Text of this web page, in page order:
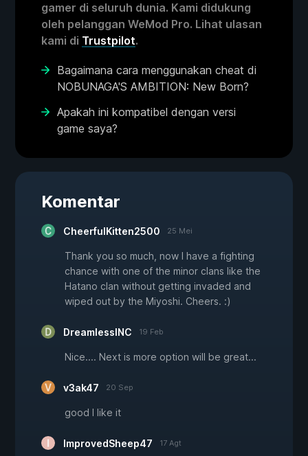
gamer di seluruh dunia. Kami didukung
oleh pelanggan WeMod Pro. Lihat ulasan
kami di Trustpilot.
Bagaimana cara menggunakan cheat di
NOBUNAGA'S AMBITION: New Born?
Apakah ini kompatibel dengan versi
game saya?
Komentar
CheerfulKitten2500 25 Mei
Thank you so much, now I have a fighting
chance with one of the minor clans like the
Hatano clan without getting invaded and
wiped out by the Miyoshi. Cheers. :)
DreamlessINC 19 Feb
Nice.... Next is more option will be great...
v3ak47 20 Sep
good I like it
ImprovedSheep47 17 Agt